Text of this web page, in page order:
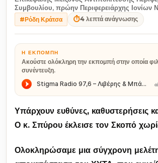
Συμβουλίου, πρώην Περιφερειάρχης Ιονίων
#Ρόδη Κράτσα ⏱4 λεπτά ανάγνωσης
Η ΕΚΠΟΜΠΉ
Ακούστε ολόκληρη την εκπομπή στην οποία
συνέντευξη.
Υπάρχουν ευθύνες, καθυστερήσεις
Ο κ. Σπύρου έκλεισε τον Σκοπό
Ολοκληρώσαμε μια σύγχρονη